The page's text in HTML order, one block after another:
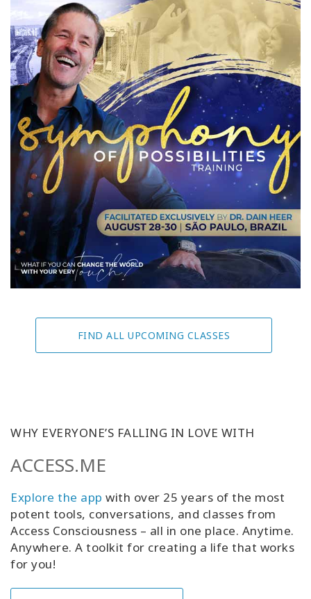
FIND ALL UPCOMING CLASSES
WHY EVERYONE’S FALLING IN LOVE WITH
ACCESS.ME
Explore the app with over 25 years of the most
potent tools, conversations, and classes from
Access Consciousness – all in one place. Anytime.
Anywhere. A toolkit for creating a life that works
for you!